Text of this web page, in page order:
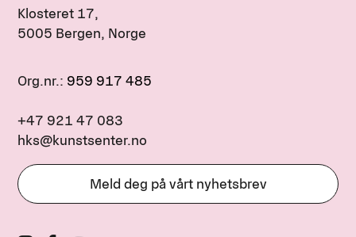
Klosteret 17,
5005 Bergen, Norge
Org.nr.: 959 917 485
+47 921 47 083
hks@kunstsenter.no
Meld deg på vårt nyhetsbrev